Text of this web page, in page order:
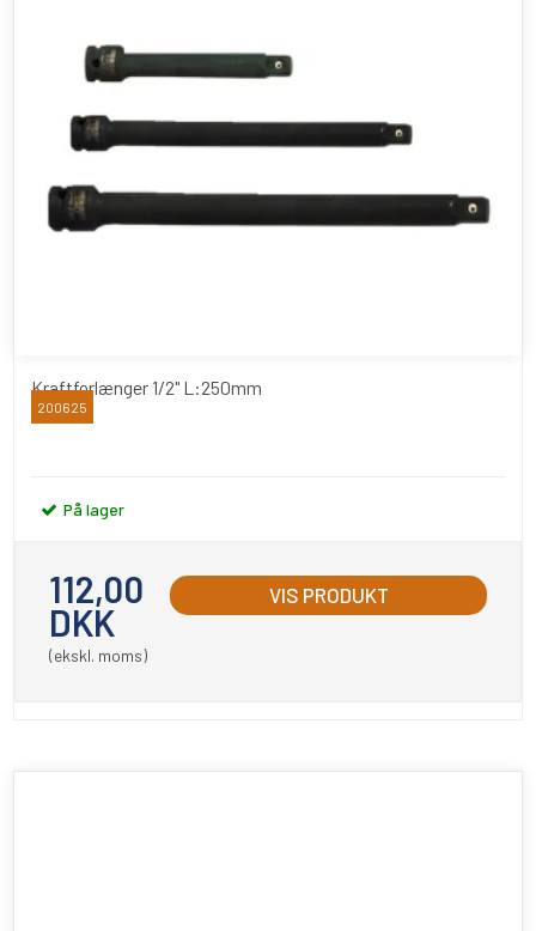
Kraftforlænger 1/2" L:250mm
BATO
200625
På lager
112,00
DKK
(ekskl. moms)
VIS PRODUKT